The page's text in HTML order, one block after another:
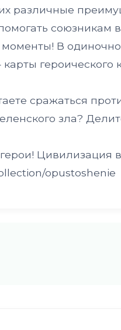
различные
союзникам
В
героического
сражаться
зла?
Цивилизация
opustoshenie